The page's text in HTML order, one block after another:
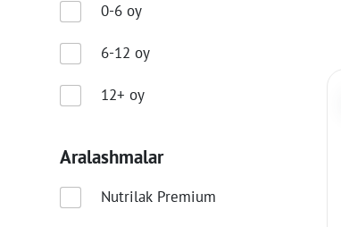
0-6 oy
6-12 oy
12+ oy
Аralashmalar
Nutrilak Premium